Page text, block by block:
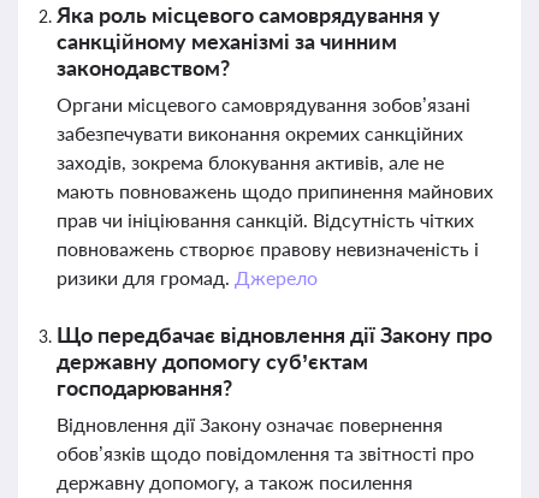
Яка роль місцевого самоврядування у
санкційному механізмі за чинним
законодавством?
Органи місцевого самоврядування зобов’язані
забезпечувати виконання окремих санкційних
заходів, зокрема блокування активів, але не
мають повноважень щодо припинення майнових
прав чи ініціювання санкцій. Відсутність чітких
повноважень створює правову невизначеність і
ризики для громад. Джерело
Що передбачає відновлення дії Закону про
державну допомогу суб’єктам
господарювання?
Відновлення дії Закону означає повернення
обов’язків щодо повідомлення та звітності про
державну допомогу, а також посилення